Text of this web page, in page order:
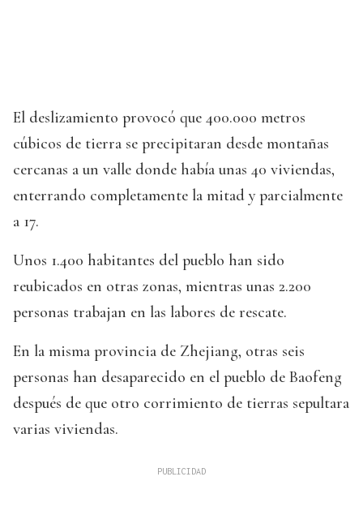
El deslizamiento provocó que 400.000 metros
cúbicos de tierra se precipitaran desde montañas
cercanas a un valle donde había unas 40 viviendas,
enterrando completamente la mitad y parcialmente
a 17.
Unos 1.400 habitantes del pueblo han sido
reubicados en otras zonas, mientras unas 2.200
personas trabajan en las labores de rescate.
En la misma provincia de Zhejiang, otras seis
personas han desaparecido en el pueblo de Baofeng
después de que otro corrimiento de tierras sepultara
varias viviendas.